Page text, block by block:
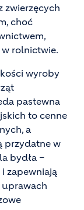
zwierzęcych
choć
rolnictwie.
wyroby
pastewna
to cenne
a
przydatne w
bydła –
zapewniają
uprawach